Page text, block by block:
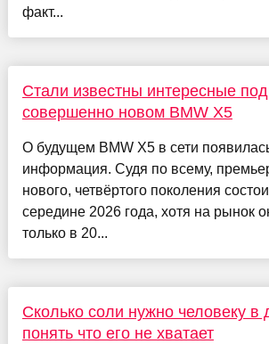
факт...
Стали известны интересные
совершенно новом BMW X5
О будущем BMW X5 в сети
информация. Судя по всему,
нового, четвёртого поколения
середине 2026 года, хотя на рынок
только в 20...
Сколько соли нужно человеку в
понять что его не хватает